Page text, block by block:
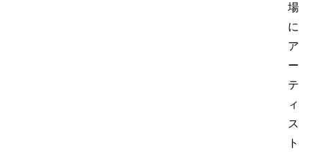
場
に
ア
ー
テ
ィ
ス
ト